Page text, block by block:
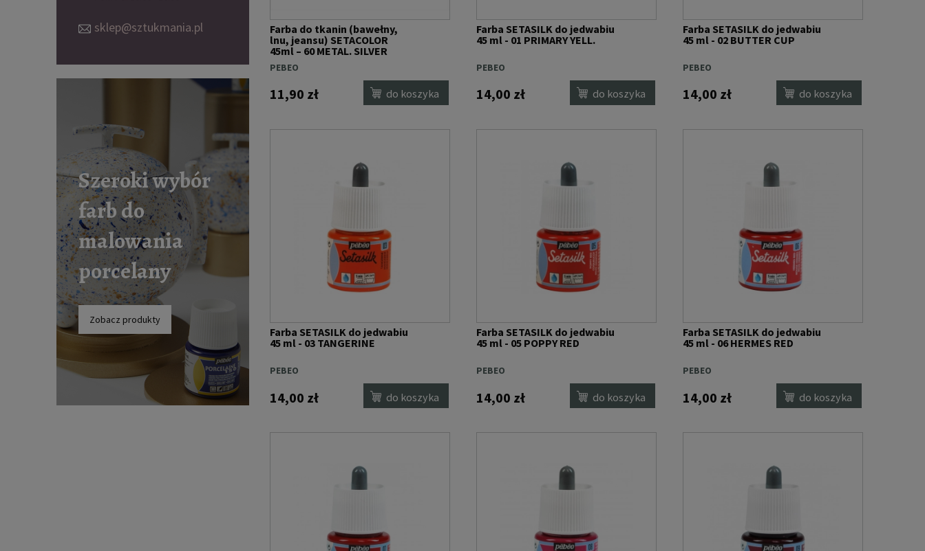
sklep@sztukmania.pl
Szeroki wybór
farb do
malowania
porcelany
Zobacz produkty
Farba do tkanin (bawełny,
lnu, jeansu) SETACOLOR
45ml – 60 METAL. SILVER
SHIMMER
PEBEO
11,90 zł do koszyka
Farba SETASILK do jedwabiu
45 ml - 01 PRIMARY YELL.
PEBEO
14,00 zł do koszyka
Farba SETASILK do jedwabiu
45 ml - 02 BUTTER CUP
PEBEO
14,00 zł do koszyka
Farba SETASILK do jedwabiu
45 ml - 03 TANGERINE
PEBEO
14,00 zł do koszyka
Farba SETASILK do jedwabiu
45 ml - 05 POPPY RED
PEBEO
14,00 zł do koszyka
Farba SETASILK do jedwabiu
45 ml - 06 HERMES RED
PEBEO
14,00 zł do koszyka